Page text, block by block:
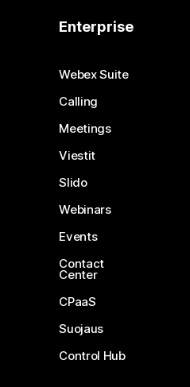
Enterprise
Webex Suite
Calling
Meetings
Viestit
Slido
Webinars
Events
Contact
Center
CPaaS
Suojaus
Control Hub